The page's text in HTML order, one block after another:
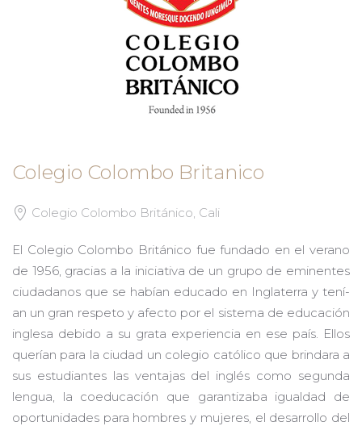
Colegio Colombo Britanico
Colegio Colombo Británico, Cali
El Colegio Colombo Británico fue fundado en el verano
de 1956, gracias a la iniciativa de un grupo de eminentes
ciudadanos que se habí­an educado en Inglaterra y tení­
an un gran respeto y afecto por el sistema de educación
inglesa debido a su grata experiencia en ese país. Ellos
querían para la ciudad un colegio católico que brindara a
sus estudiantes las ventajas del inglés como segunda
lengua, la coeducación que garantizaba igualdad de
oportunidades para hombres y mujeres, el desarrollo del